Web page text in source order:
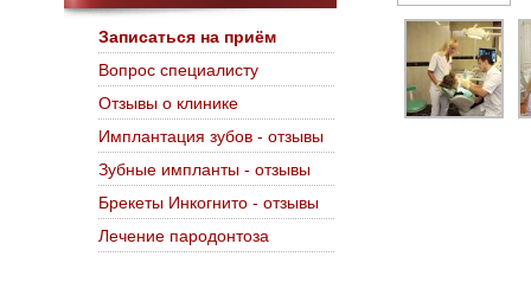
Записаться на приём
Вопрос специалисту
Отзывы о клинике
Имплантация зубов - отзывы
Зубные импланты - отзывы
Брекеты Инкогнито - отзывы
Лечение пародонтоза